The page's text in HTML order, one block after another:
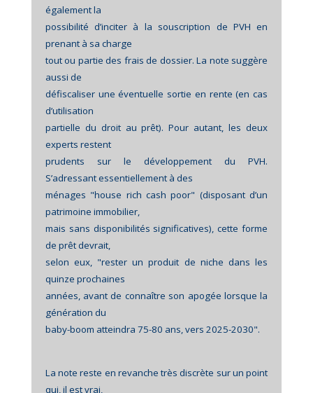
également la
possibilité d’inciter à la souscription de PVH en
prenant à sa charge
tout ou partie des frais de dossier. La note suggère
aussi de
défiscaliser une éventuelle sortie en rente (en cas
d’utilisation
partielle du droit au prêt). Pour autant, les deux
experts restent
prudents sur le développement du PVH.
S’adressant essentiellement à des
ménages "house rich cash poor" (disposant d’un
patrimoine immobilier,
mais sans disponibilités significatives), cette forme
de prêt devrait,
selon eux, "rester un produit de niche dans les
quinze prochaines
années, avant de connaître son apogée lorsque la
génération du
baby-boom atteindra 75-80 ans, vers 2025-2030".
La note reste en revanche très discrète sur un point
qui, il est vrai,